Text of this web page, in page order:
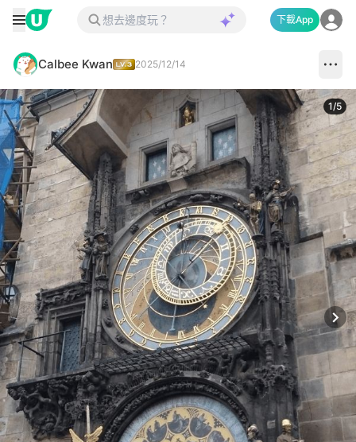
下載App
Calbee Kwan 2025/12/14
1/5